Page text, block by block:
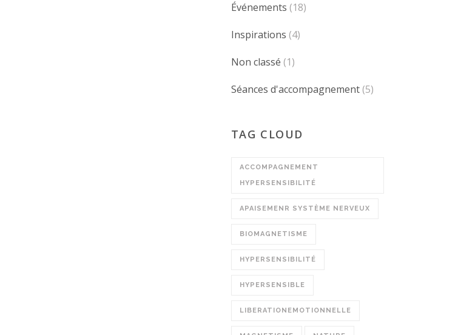
Événements (18)
Inspirations (4)
Non classé (1)
Séances d'accompagnement(5)
TAG CLOUD
ACCOMPAGNEMENT
HYPERSENSIBILITÉ
APAISEMENR SYSTÈME NERVEUX
BIOMAGNETISME
HYPERSENSIBILITÉ
HYPERSENSIBLE
LIBERATIONEMOTIONNELLE